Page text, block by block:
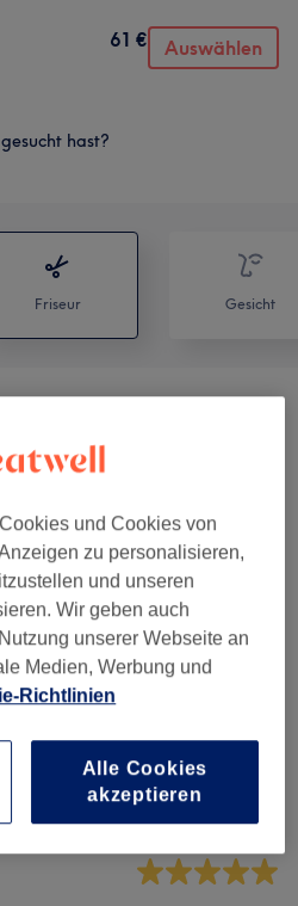
61 € Auswählen
hast?
Friseur Gesicht
(6) ab 50 €
( 2) ab 40 €
und Cookies von
zu personalisieren,
und unseren
Wir geben auch
unserer Webseite an
Medien, Werbung und
Richtlinien
Alle Cookies
akzeptieren